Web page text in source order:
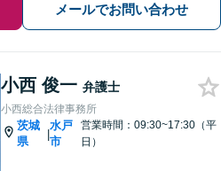
メールでお問い合わせ
小西 俊一 弁護士
小西総合法律事務所
茨城
県
|
水戸
市
営業時間：09:30~17:30（平
日）